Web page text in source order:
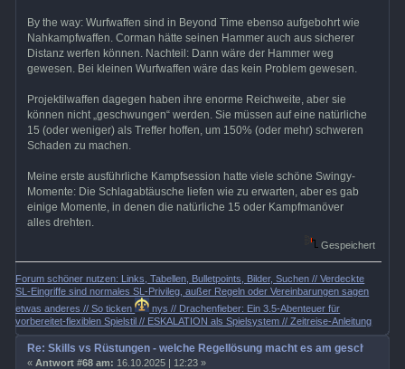
By the way: Wurfwaffen sind in Beyond Time ebenso aufgebohrt wie
Nahkampfwaffen. Corman hätte seinen Hammer auch aus sicherer
Distanz werfen können. Nachteil: Dann wäre der Hammer weg
gewesen. Bei kleinen Wurfwaffen wäre das kein Problem gewesen.
Projektilwaffen dagegen haben ihre enorme Reichweite, aber sie
können nicht „geschwungen“ werden. Sie müssen auf eine natürliche
15 (oder weniger) als Treffer hoffen, um 150% (oder mehr) schweren
Schaden zu machen.
Meine erste ausführliche Kampfsession hatte viele schöne Swingy-
Momente: Die Schlagabtäusche liefen wie zu erwarten, aber es gab
einige Momente, in denen die natürliche 15 oder Kampfmanöver
alles drehten.
Gespeichert
Forum schöner nutzen: Links, Tabellen, Bulletpoints, Bilder, Suchen // Verdeckte
SL-Eingriffe sind normales SL-Privileg, außer Regeln oder Vereinbarungen sagen
etwas anderes // So ticken
nys // Drachenfieber: Ein 3.5-Abenteuer für
vorbereitet-flexiblen Spielstil // ESKALATION als Spielsystem // Zeitreise-Anleitung
Re: Skills vs Rüstungen - welche Regellösung macht es am
« Antwort #68 am: 16.10.2025 | 12:23 »